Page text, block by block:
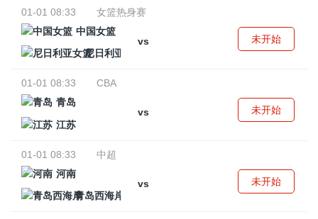
01-01 08:33
女篮热身赛
中国女篮
vs
尼日利亚女篮
未开始
01-01 08:33
CBA
青岛
vs
江苏
未开始
01-01 08:33
中超
河南
vs
青岛西海岸
未开始